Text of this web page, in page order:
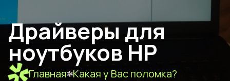
Драйверы для
ноутбуков HP
Главная Какая у Вас поломка?